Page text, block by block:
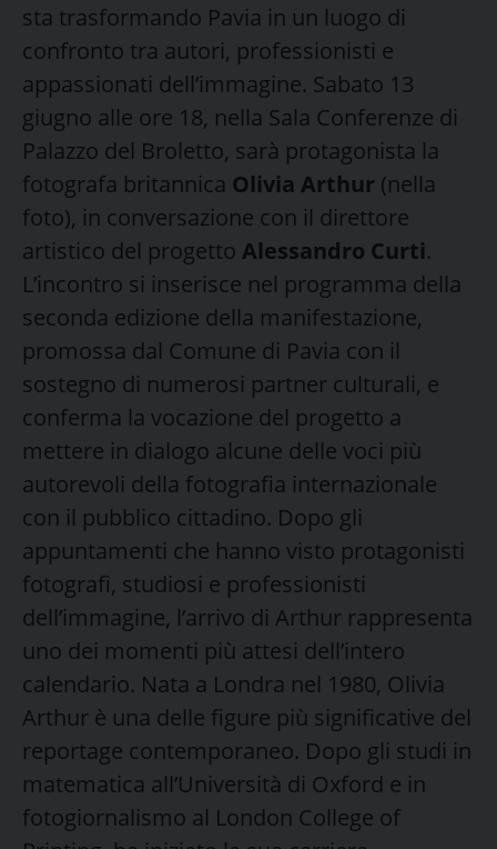
sta trasformando Pavia in un luogo di
confronto tra autori, professionisti e
appassionati dell’immagine. Sabato 13
giugno alle ore 18, nella Sala Conferenze di
Palazzo del Broletto, sarà protagonista la
fotografa britannica Olivia Arthur (nella
foto), in conversazione con il direttore
artistico del progetto Alessandro Curti.
L’incontro si inserisce nel programma della
seconda edizione della manifestazione,
promossa dal Comune di Pavia con il
sostegno di numerosi partner culturali, e
conferma la vocazione del progetto a
mettere in dialogo alcune delle voci più
autorevoli della fotografia internazionale
con il pubblico cittadino. Dopo gli
appuntamenti che hanno visto protagonisti
fotografi, studiosi e professionisti
dell’immagine, l’arrivo di Arthur rappresenta
uno dei momenti più attesi dell’intero
calendario. Nata a Londra nel 1980, Olivia
Arthur è una delle figure più significative del
reportage contemporaneo. Dopo gli studi in
matematica all’Università di Oxford e in
fotogiornalismo al London College of